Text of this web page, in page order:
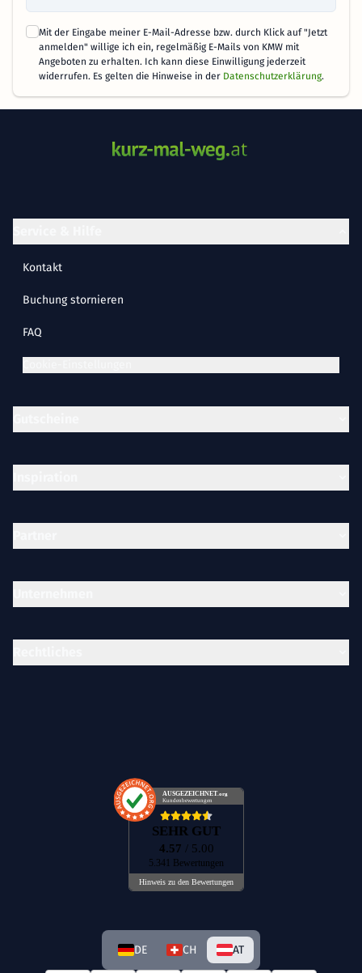
Mit der Eingabe meiner E-Mail-Adresse bzw. durch Klick auf "Jetzt
anmelden" willige ich ein, regelmäßig E-Mails von KMW mit
Angeboten zu erhalten. Ich kann diese Einwilligung jederzeit
widerrufen. Es gelten die Hinweise in der Datenschutzerklärung.
AUSGEZEICHNET.org
Kundenbewertungen
SEHR GUT
4.57 / 5.00
5.341 Bewertungen
Hinweis zu den Bewertungen
Kontakt
Buchung stornieren
FAQ
DE CH AT